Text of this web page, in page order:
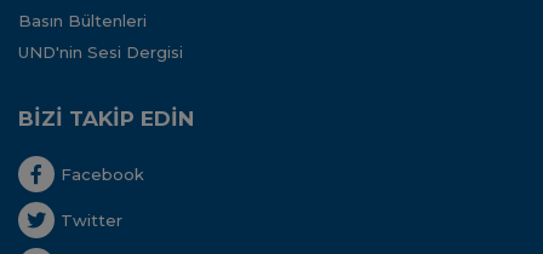
Basın Bültenleri
UND'nin Sesi Dergisi
BİZİ TAKİP EDİN
Facebook
Twitter